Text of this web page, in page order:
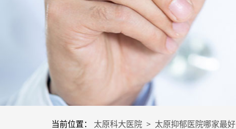
当前位置： 太原科大医院 > 太原抑郁医院哪家最好